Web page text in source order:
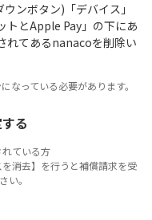
ンボタン)「デバイス」
トとApple Pay」の下にあ
れてあるnanacoを削除い
なっている必要があります。
る
れている方
消去】を行うと補償請求を受
い。